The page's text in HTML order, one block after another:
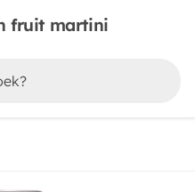
fruit martini